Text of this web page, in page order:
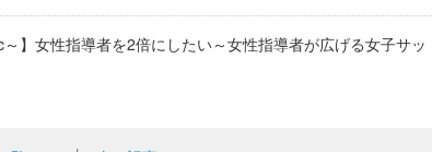
～】女性指導者を2倍にしたい～女性指導者が広げる女子サッ